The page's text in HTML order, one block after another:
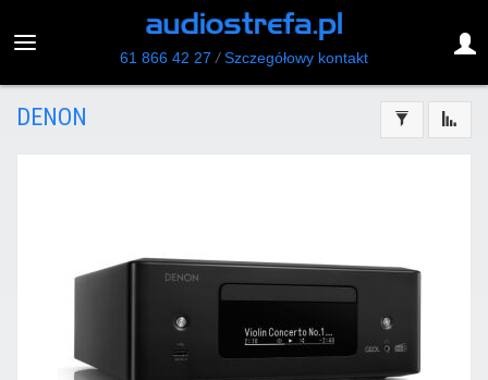
61 866 42 27 / Szczegółowy kontakt
DENON